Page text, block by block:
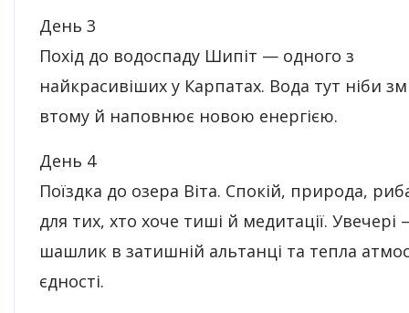
День 3
Похід до водоспаду Шипіт — одного з
найкрасивіших у Карпатах. Вода тут ніби
втому й наповнює новою енергією.
День 4
Поїздка до озера Віта. Спокій, природа,
для тих, хто хоче тиші й медитації. Увечері
шашлик в затишній альтанці та тепла
єдності.